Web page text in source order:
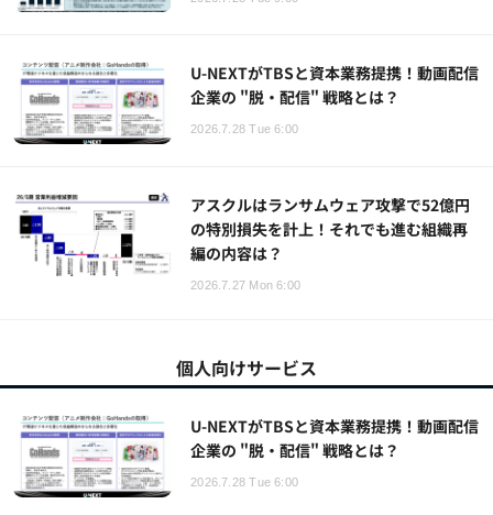
U-NEXTがTBSと資本業務提携！動画配信
企業の "脱・配信" 戦略とは？
2026.7.28 Tue 6:00
アスクルはランサムウェア攻撃で52億円
の特別損失を計上！それでも進む組織再
編の内容は？
2026.7.27 Mon 6:00
個人向けサービス
U-NEXTがTBSと資本業務提携！動画配信
企業の "脱・配信" 戦略とは？
2026.7.28 Tue 6:00